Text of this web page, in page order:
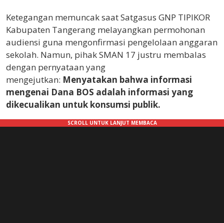
Ketegangan memuncak saat Satgasus GNP TIPIKOR
Kabupaten Tangerang melayangkan permohonan
audiensi guna mengonfirmasi pengelolaan anggaran
sekolah. Namun, pihak SMAN 17 justru membalas
dengan pernyataan yang
mengejutkan: Menyatakan bahwa informasi
mengenai Dana BOS adalah informasi yang
dikecualikan untuk konsumsi publik.